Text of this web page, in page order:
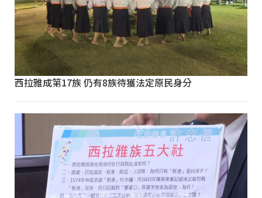
西拉雅成第17族 仍有8族待獲法定原民身分